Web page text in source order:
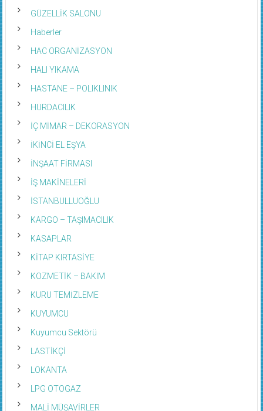
GÜZELLİK SALONU
Haberler
HAC ORGANİZASYON
HALI YIKAMA
HASTANE – POLIKLINIK
HURDACILIK
İÇ MİMAR – DEKORASYON
İKİNCİ EL EŞYA
İNŞAAT FİRMASI
İŞ MAKİNELERİ
İSTANBULLUOĞLU
KARGO – TAŞIMACILIK
KASAPLAR
KİTAP KIRTASİYE
KOZMETİK – BAKIM
KURU TEMİZLEME
KUYUMCU
Kuyumcu Sektörü
LASTİKÇİ
LOKANTA
LPG OTOGAZ
MALİ MÜŞAVİRLER